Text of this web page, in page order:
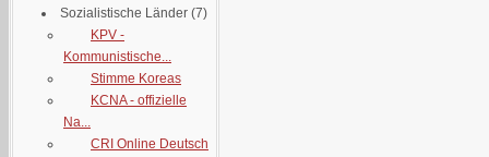
Sozialistische Länder (7)
KPV -
Kommunistische...
Stimme Koreas
KCNA - offizielle
Na...
CRI Online Deutsch